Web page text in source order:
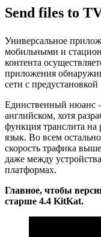
Send files to
Универсальное
мобильными и
контента
приложения
сети с
Единственный нюанс
английском, хотя
функция транслита на
язык. Во всем
скорость трафика
даже между
платформах.
Главное, чтобы
старше 4.4 KitKat.